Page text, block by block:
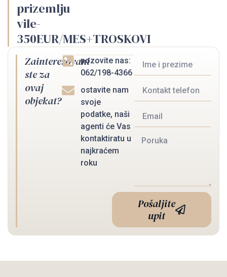
prizemlju
vile-
350EUR/MES+TROSKOVI
Zainteresovani
ste za
ovaj
objekat?
pozovite nas:
062/198-4366
ostavite nam
svoje
podatke, naši
agenti će Vas
kontaktiratu u
najkraćem
roku
Pošaljite
upit